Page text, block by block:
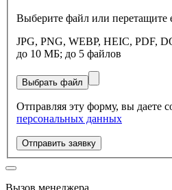
Выберите файл или перетащите
JPG, PNG, WEBP, HEIC, PDF,
до 10 МБ; до 5 файлов
Выбрать файл
Отправляя эту форму, вы даете
персональных данных
Отправить заявку
Вызов менеджера